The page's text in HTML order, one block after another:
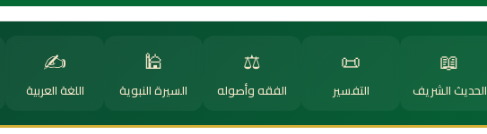
📖
الحديث الشريف
📜
التفسير
⚖️
الفقه وأصوله
🕌
السيرة النبوية
✍️
اللغة العربية